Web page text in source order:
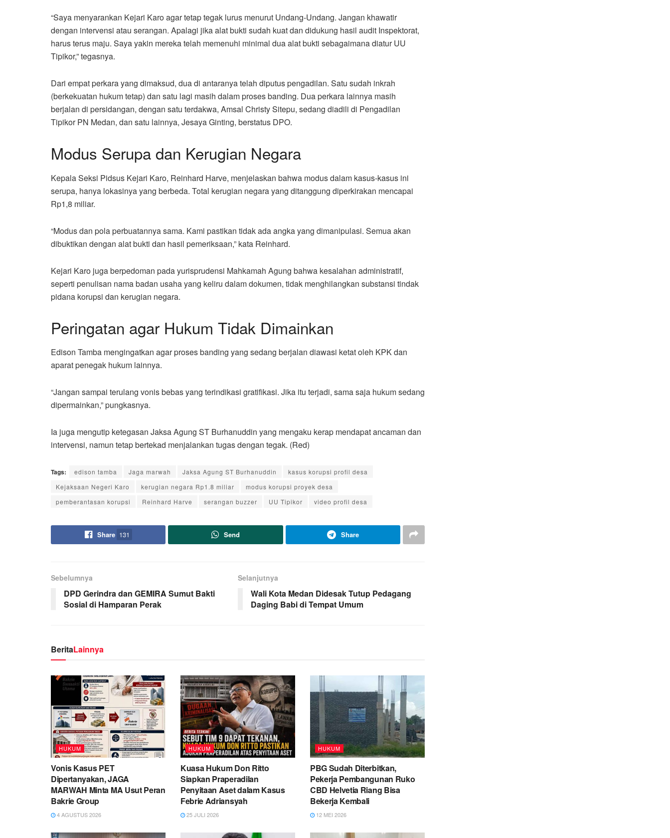
“Saya menyarankan Kejari Karo agar tetap tegak lurus menurut Undang-Undang. Jangan khawatir
dengan intervensi atau serangan. Apalagi jika alat bukti sudah kuat dan didukung hasil audit Inspektorat,
harus terus maju. Saya yakin mereka telah memenuhi minimal dua alat bukti sebagaimana diatur UU
Tipikor,” tegasnya.
Dari empat perkara yang dimaksud, dua di antaranya telah diputus pengadilan. Satu sudah inkrah
(berkekuatan hukum tetap) dan satu lagi masih dalam proses banding. Dua perkara lainnya masih
berjalan di persidangan, dengan satu terdakwa, Amsal Christy Sitepu, sedang diadili di Pengadilan
Tipikor PN Medan, dan satu lainnya, Jesaya Ginting, berstatus DPO.
Modus Serupa dan Kerugian Negara
Kepala Seksi Pidsus Kejari Karo, Reinhard Harve, menjelaskan bahwa modus dalam kasus-kasus ini
serupa, hanya lokasinya yang berbeda. Total kerugian negara yang ditanggung diperkirakan mencapai
Rp1,8 miliar.
“Modus dan pola perbuatannya sama. Kami pastikan tidak ada angka yang dimanipulasi. Semua akan
dibuktikan dengan alat bukti dan hasil pemeriksaan,” kata Reinhard.
Kejari Karo juga berpedoman pada yurisprudensi Mahkamah Agung bahwa kesalahan administratif,
seperti penulisan nama badan usaha yang keliru dalam dokumen, tidak menghilangkan substansi tindak
pidana korupsi dan kerugian negara.
Peringatan agar Hukum Tidak Dimainkan
Edison Tamba mengingatkan agar proses banding yang sedang berjalan diawasi ketat oleh KPK dan
aparat penegak hukum lainnya.
“Jangan sampai terulang vonis bebas yang terindikasi gratifikasi. Jika itu terjadi, sama saja hukum sedang
dipermainkan,” pungkasnya.
Ia juga mengutip ketegasan Jaksa Agung ST Burhanuddin yang mengaku kerap mendapat ancaman dan
intervensi, namun tetap bertekad menjalankan tugas dengan tegak. (Red)
Tags: edison tamba Jaga marwah Jaksa Agung ST Burhanuddin
kasus korupsi profil desa
Kejaksaan Negeri Karo
kerugian negara Rp1.8 miliar
modus korupsi proyek desa
pemberantasan korupsi
Reinhard Harve serangan buzzer UU Tipikor video profil desa
Share 131 Send Share
Sebelumnya
DPD Gerindra dan GEMIRA Sumut Bakti
Sosial di Hamparan Perak
Selanjutnya
Wali Kota Medan Didesak Tutup Pedagang
Daging Babi di Tempat Umum
BeritaLainnya
HUKUM
Vonis Kasus PET
Dipertanyakan, JAGA
MARWAH Minta MA Usut Peran
Bakrie Group
4 AGUSTUS 2026
HUKUM
Kuasa Hukum Don Ritto
Siapkan Praperadilan
Penyitaan Aset dalam Kasus
Febrie Adriansyah
25 JULI 2026
HUKUM
PBG Sudah Diterbitkan,
Pekerja Pembangunan Ruko
CBD Helvetia Riang Bisa
Bekerja Kembali
12 MEI 2026